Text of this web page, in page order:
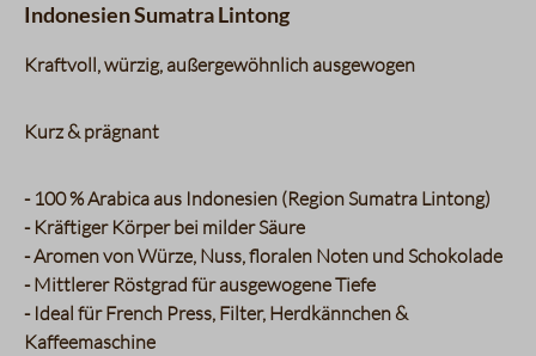
Indonesien Sumatra Lintong
Kraftvoll, würzig, außergewöhnlich ausgewogen
Kurz & prägnant
- 100 % Arabica aus Indonesien (Region Sumatra Lintong)
- Kräftiger Körper bei milder Säure
- Aromen von Würze, Nuss, floralen Noten und Schokolade
- Mittlerer Röstgrad für ausgewogene Tiefe
- Ideal für French Press, Filter, Herdkännchen &
Kaffeemaschine